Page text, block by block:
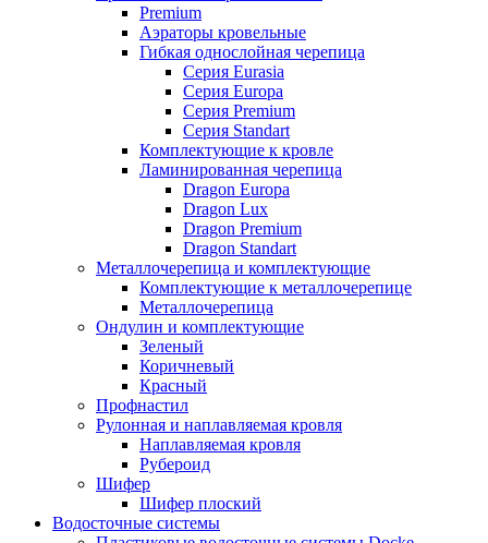
Premium
Аэраторы кровельные
Гибкая однослойная черепица
Серия Eurasia
Серия Europa
Серия Premium
Серия Standart
Комплектующие к кровле
Ламинированная черепица
Dragon Europa
Dragon Lux
Dragon Premium
Dragon Standart
Металлочерепица и комплектующие
Комплектующие к металлочерепице
Металлочерепица
Ондулин и комплектующие
Зеленый
Коричневый
Красный
Профнастил
Рулонная и наплавляемая кровля
Наплавляемая кровля
Рубероид
Шифер
Шифер плоский
Водосточные системы